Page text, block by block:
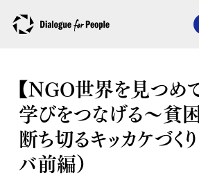
【NGO世界を見つめ
学びをつなげる～貧
断ち切るキッカケづく
バ前編）